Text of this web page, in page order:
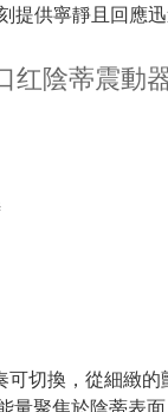
提供寧靜且回應
红陰蒂震動
可切換，從細緻
量聚焦於陰蒂表